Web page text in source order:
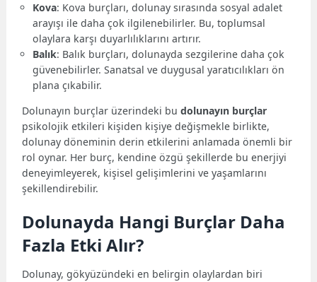
Kova: Kova burçları, dolunay sırasında sosyal adalet
arayışı ile daha çok ilgilenebilirler. Bu, toplumsal
olaylara karşı duyarlılıklarını artırır.
Balık: Balık burçları, dolunayda sezgilerine daha çok
güvenebilirler. Sanatsal ve duygusal yaratıcılıkları ön
plana çıkabilir.
Dolunayın burçlar üzerindeki budolunayın burçlar
psikolojik etkileri kişiden kişiye değişmekle birlikte,
dolunay döneminin derin etkilerini anlamada önemli bir
rol oynar. Her burç, kendine özgü şekillerde bu enerjiyi
deneyimleyerek, kişisel gelişimlerini ve yaşamlarını
şekillendirebilir.
Dolunayda Hangi Burçlar Daha
Fazla Etki Alır?
Dolunay, gökyüzündeki en belirgin olaylardan biri